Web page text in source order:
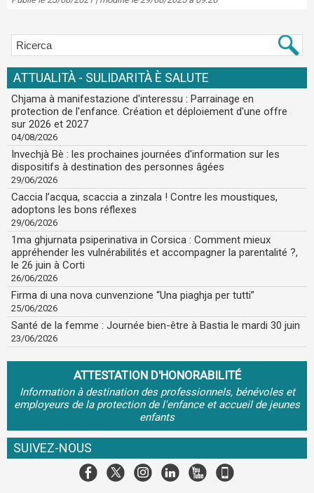
ATTUALITÀ - SULIDARITÀ È SALUTE
Chjama à manifestazione d'interessu : Parrainage en
protection de l'enfance. Création et déploiement d'une offre
sur 2026 et 2027
04/08/2026
Invechjà Bè : les prochaines journées d'information sur les
dispositifs à destination des personnes âgées
29/06/2026
Caccia l’acqua, scaccia a zinzala ! Contre les moustiques,
adoptons les bons réflexes
29/06/2026
1ma ghjurnata psiperinativa in Corsica : Comment mieux
appréhender les vulnérabilités et accompagner la parentalité ?,
le 26 juin à Corti
26/06/2026
Firma di una nova cunvenzione “Una piaghja per tutti”
25/06/2026
Santé de la femme : Journée bien-être à Bastia le mardi 30 juin
23/06/2026
ATTESTATION D'HONORABILITÉ
Information à destination des professionnels, bénévoles et
employeurs de la protection de l'enfance et accueil de jeunes
enfants
SUIVEZ-NOUS